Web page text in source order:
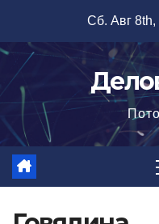
содержимому
Сб. Авг 8th,